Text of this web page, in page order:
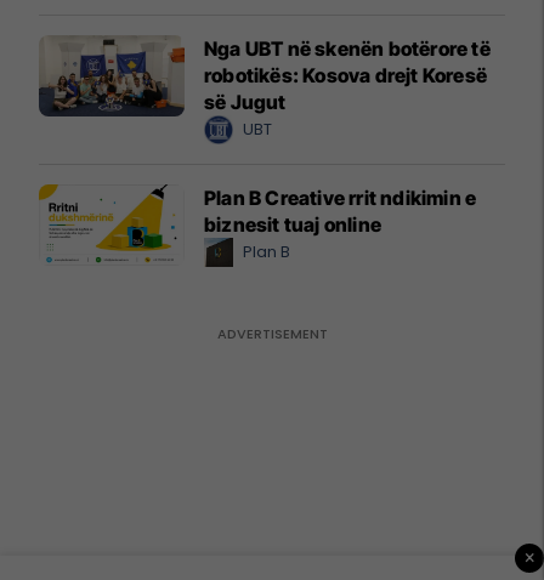
Nga UBT në skenën botërore të
robotikës: Kosova drejt Koresë
së Jugut
UBT
Plan B Creative rrit ndikimin e
biznesit tuaj online
Plan B
×